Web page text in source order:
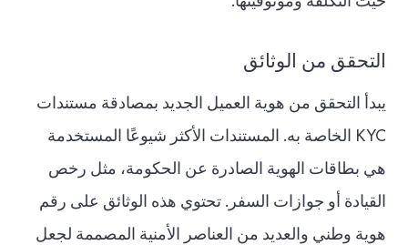
التحقق من الوثائق
يبدأ التحقق من هوية العميل الجديد بمصادقة مستندات
KYC الخاصة به. المستندات الأكثر شيوعًا المستخدمة
هي بطاقات الهوية الصادرة عن الحكومة، مثل رخص
القيادة أو جوازات السفر. تحتوي هذه الوثائق على رقم
هوية وطني والعديد من العناصر الأمنية المصممة لجعل